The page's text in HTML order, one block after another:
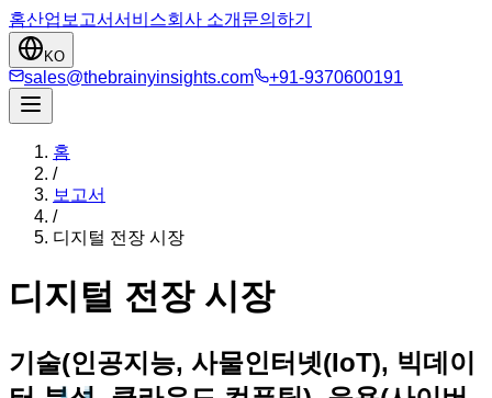
홈산업 보고서서비스회사 소개 문의하기
KO
sales@thebrainyinsights.com +91-9370600191
홈
/
보고서
/
디지털 전장 시장
디지털 전장 시장
기술(인공지능, 사물인터넷(IoT), 빅데이